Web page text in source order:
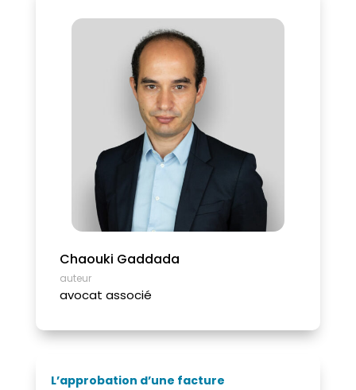
Chaouki Gaddada
auteur
avocat associé
L’approbation d’une facture